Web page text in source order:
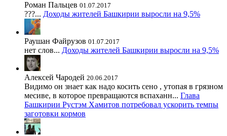
Роман Пальцев 01.07.2017
???... Доходы жителей Башкирии выросли на 9,5%
Раушан Файрузов 01.07.2017
нет слов... Доходы жителей Башкирии выросли на 9,5%
Алексей Чародей 20.06.2017
Видимо он знает как надо косить сено , утопая в грязном
месиве, в которое превращаются вспаханн... Глава
Башкирии Рустэм Хамитов потребовал ускорить темпы
заготовки кормов